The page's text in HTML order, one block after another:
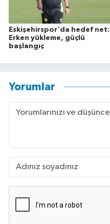
Eskişehirspor'da hedef net:
Erken yükleme, güçlü
başlangıç
Yorumlar